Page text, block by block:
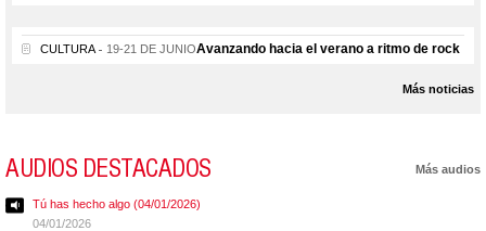
CULTURA 19-21 DE JUNIOAvanzando hacia el verano a ritmo de rock
Más noticias
AUDIOS DESTACADOS Más audios
Tú has hecho algo (04/01/2026)
04/01/2026